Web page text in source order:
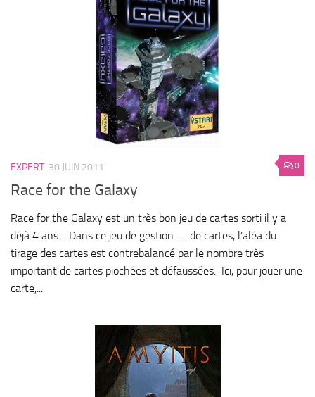
0
EXPERT 30 JUIN 2011
Race for the Galaxy
Race for the Galaxy est un très bon jeu de cartes sorti il y a
déjà 4 ans… Dans ce jeu de gestion … de cartes, l’aléa du
tirage des cartes est contrebalancé par le nombre très
important de cartes piochées et défaussées. Ici, pour jouer une
carte,...